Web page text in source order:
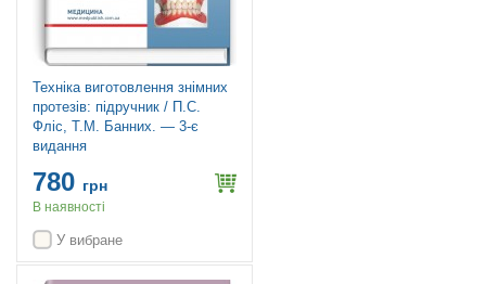
Техніка виготовлення знімних
протезів: підручник / П.С.
Фліс, Т.М. Банних. — 3-є
видання
780 грн
В наявності
У вибране